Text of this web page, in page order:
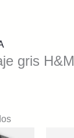
gris H&M